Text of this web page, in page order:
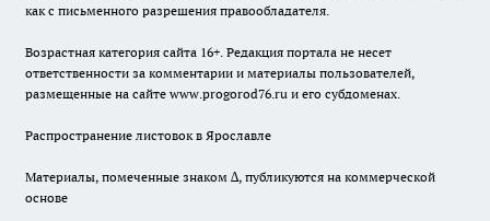
как с письменного разрешения правообладателя.
Возрастная категория сайта 16+. Редакция портала не несет
ответственности за комментарии и материалы пользователей,
размещенные на сайте www.progorod76.ru и его субдоменах.
Распространение листовок в Ярославле
Материалы, помеченные знаком ∆, публикуются на коммерческой
основе